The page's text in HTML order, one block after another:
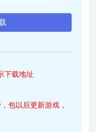
下载地址
包以后更新游戏，